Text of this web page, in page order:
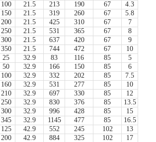
100 21.5 213 190 67
4.3
150 21.5 319 260 67
5.8
200 21.5 425 310 67
7
250 21.5 531 365 67
8
300 21.5 637 420 67
9
350 21.5 744 472 67
10
25 32.9 83 116 85
5
50 32.9 166 150 85
6
100 32.9 332 202 85
7.5
160 32.9 531 277 85
10
210 32.9 697 330 85
12
250 32.9 830 376 85
13.5
300 32.9 996 428 85
15
345 32.9 1145 477 85
16.5
125 42.9 552 245 102
13
200 42.9 884 325 102
17